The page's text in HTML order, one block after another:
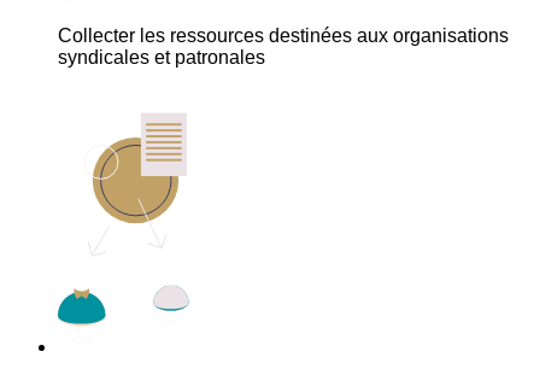
Collecter les ressources destinées aux organisations
syndicales et patronales